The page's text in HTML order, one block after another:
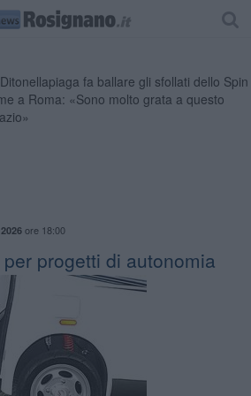
ore 18:00
progetti di autonomia